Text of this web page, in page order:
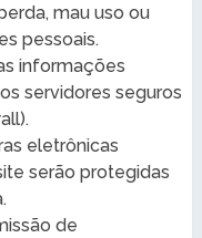
mau uso ou
pessoais.
informações
servidores seguros
eletrônicas
serão protegidas
de